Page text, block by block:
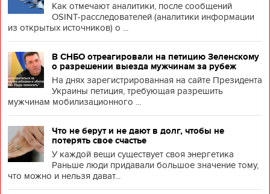
Как отмечают аналитики, после сообщений
OSINT-расследователей (аналитики информации
из открытых источников) о ...
В СНБО отреагировали на петицию Зеленскому
о разрешении выезда мужчинам за рубеж
На днях зарегистрированная на сайте Президента
Украины петиция, требующая разрешить
мужчинам мобилизационного ...
Что не берут и не дают в долг, чтобы не
потерять свое счастье
У каждой вещи существует своя энергетика
Раньше люди придавали большое значение тому,
что можно и нельзя дават...